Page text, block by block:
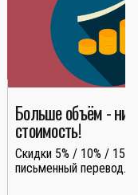
Больше объём -
стоимость!
Скидки 5% / 10% / 15%
письменный перевод.